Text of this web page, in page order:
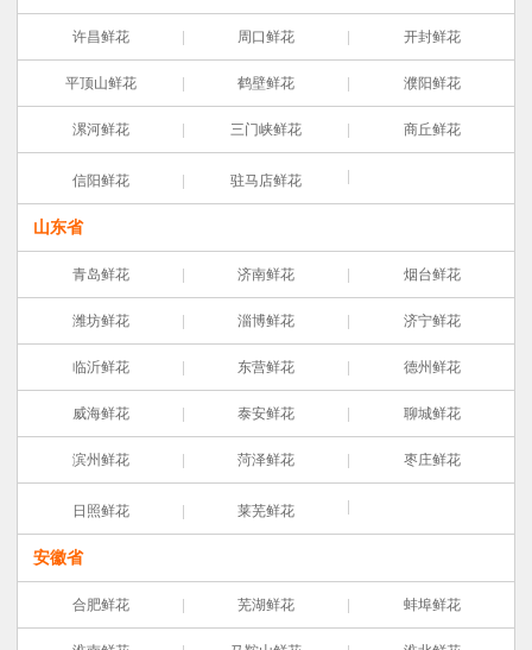
许昌鲜花 周口鲜花 开封鲜花
平顶山鲜花 鹤壁鲜花 濮阳鲜花
漯河鲜花 三门峡鲜花 商丘鲜花
信阳鲜花 驻马店鲜花
山东省
青岛鲜花 济南鲜花 烟台鲜花
潍坊鲜花 淄博鲜花 济宁鲜花
临沂鲜花 东营鲜花 德州鲜花
威海鲜花 泰安鲜花 聊城鲜花
滨州鲜花 菏泽鲜花 枣庄鲜花
日照鲜花 莱芜鲜花
安徽省
合肥鲜花 芜湖鲜花 蚌埠鲜花